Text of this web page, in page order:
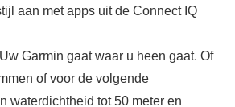
aan met apps uit de Connect IQ
Garmin gaat waar u heen gaat. Of
of voor de volgende
waterdichtheid tot 50 meter en